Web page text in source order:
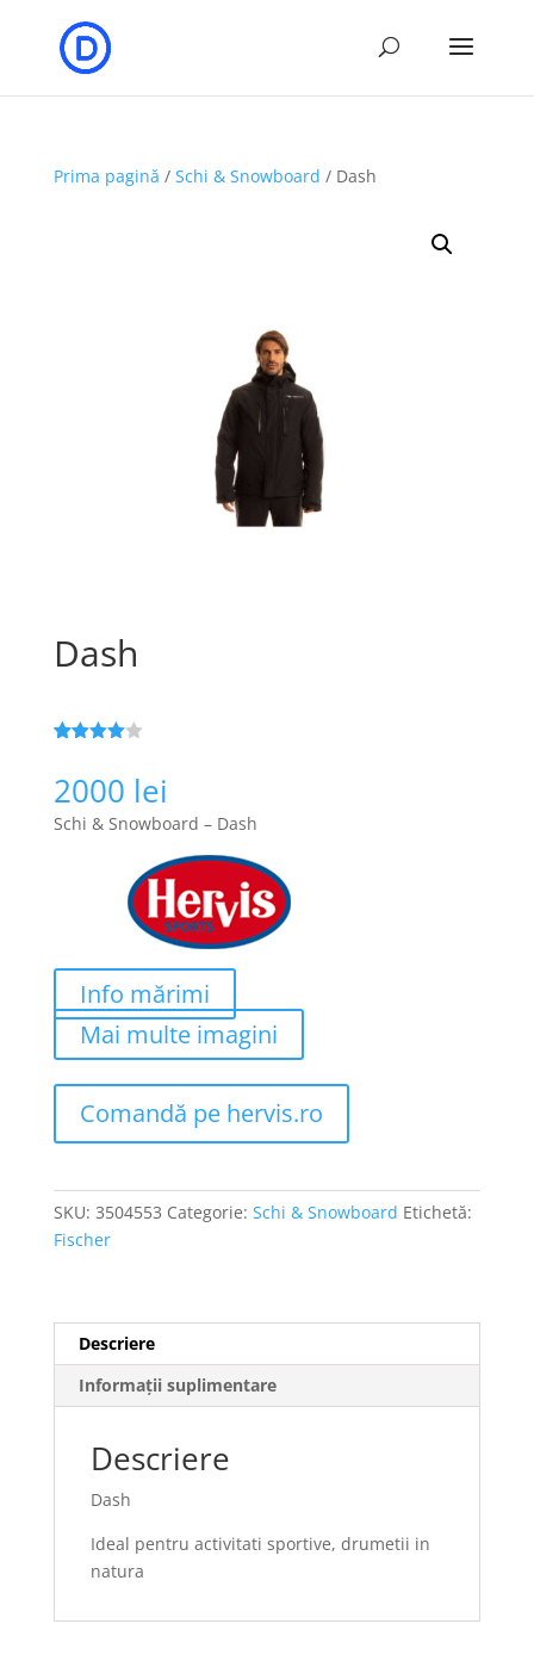
Prima pagină / Schi & Snowboard / Dash
Dash
pe baza a
evaluări
de la
2000 lei
Schi & Snowboard – Dash
Info mărimi
Mai multe imagini
Comandă pe hervis.ro
SKU: 3504553 Categorie: Schi & Snowboard Etichetă:
Fischer
Descriere
Informații suplimentare
Descriere
Dash
Ideal pentru activitati sportive, drumetii in
natura